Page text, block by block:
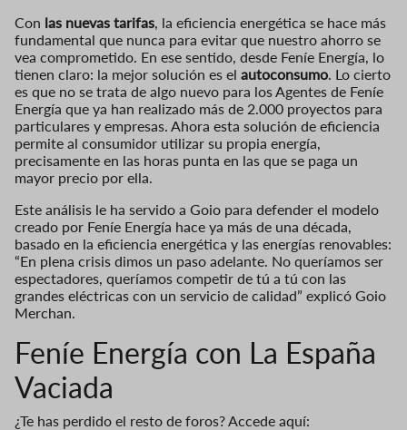
Con las nuevas tarifas, la eficiencia energética se hace más
fundamental que nunca para evitar que nuestro ahorro se
vea comprometido. En ese sentido, desde Feníe Energía, lo
tienen claro: la mejor solución es el autoconsumo. Lo cierto
es que no se trata de algo nuevo para los Agentes de Feníe
Energía que ya han realizado más de 2.000 proyectos para
particulares y empresas. Ahora esta solución de eficiencia
permite al consumidor utilizar su propia energía,
precisamente en las horas punta en las que se paga un
mayor precio por ella.
Este análisis le ha servido a Goio para defender el modelo
creado por Feníe Energía hace ya más de una década,
basado en la eficiencia energética y las energías renovables:
“En plena crisis dimos un paso adelante. No queríamos ser
espectadores, queríamos competir de tú a tú con las
grandes eléctricas con un servicio de calidad” explicó Goio
Merchan.
Feníe Energía con La España
Vaciada
¿Te has perdido el resto de foros? Accede aquí: